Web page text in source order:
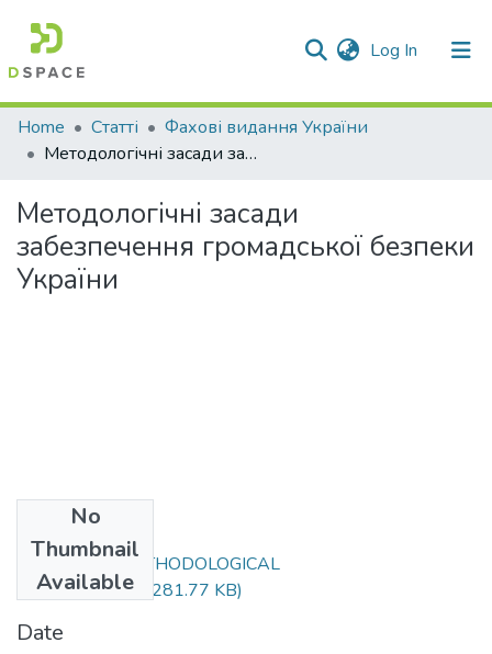
Log In (current)
Communities & Collections
All of DSpace
Statistics
Home Статті
Фахові видання України
Методологічні засади забезпечення громадської безпеки України
Методологічні засади
забезпечення громадської безпеки
України
No
Thumbnail
Available
KopanchukV_METHODOLOGICAL
PRINCIPLES.pdf
(281.77 KB)
Date